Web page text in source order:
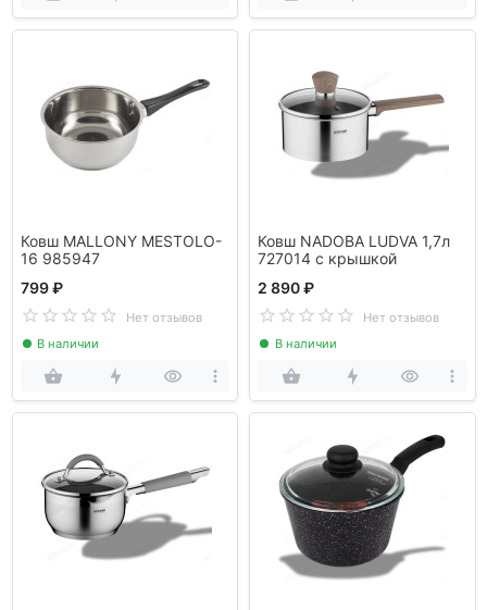
Ковш MALLONY MESTOLO-
16 985947
799 ₽
Нет отзывов
В наличии
Ковш NADOBA LUDVA 1,7л
727014 с крышкой
2 890 ₽
Нет отзывов
В наличии